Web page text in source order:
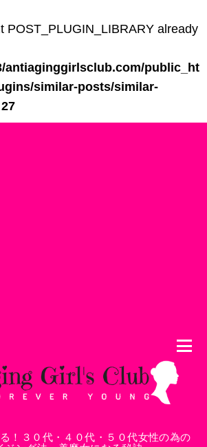
POST_PLUGIN_LIBRARY already
antiaginggirlsclub.com/public_ht
similar-posts/similar-
27
！３０代・４０代・５０代女性の為の